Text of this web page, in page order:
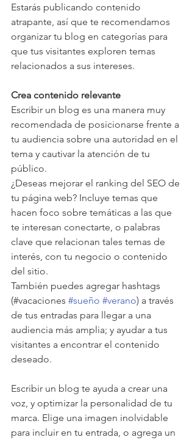
Estarás publicando contenido
atrapante, así que te recomendamos
organizar tu blog en categorías para
que tus visitantes exploren temas
relacionados a sus intereses.
Crea contenido relevante
Escribir un blog es una manera muy
recomendada de posicionarse frente a
tu audiencia sobre una autoridad en el
tema y cautivar la atención de tu
público.
¿Deseas mejorar el ranking del SEO de
tu página web? Incluye temas que
hacen foco sobre temáticas a las que
te interesan conectarte, o palabras
clave que relacionan tales temas de
interés, con tu negocio o contenido
del sitio.
También puedes agregar hashtags
(#vacaciones #sueño #verano) a través
de tus entradas para llegar a una
audiencia más amplia; y ayudar a tus
visitantes a encontrar el contenido
deseado.
Escribir un blog te ayuda a crear una
voz, y optimizar la personalidad de tu
marca. Elige una imagen inolvidable
para incluir en tu entrada, o agrega un